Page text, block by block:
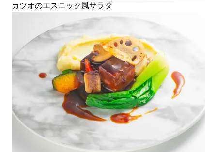
カツオのエスニック風サラダ